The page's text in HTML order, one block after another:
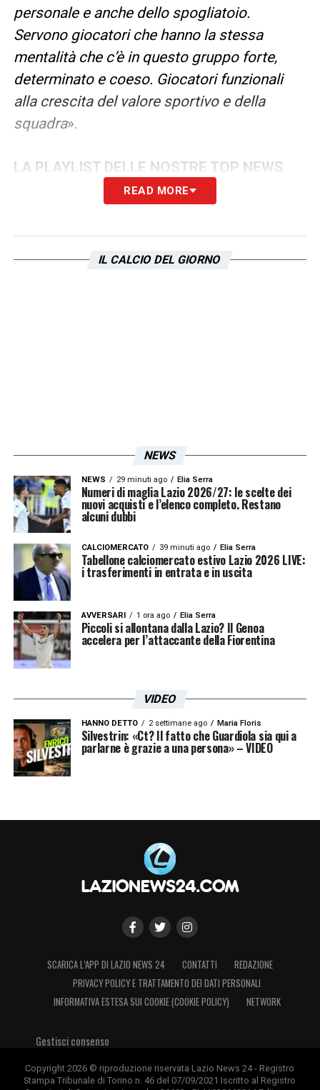
personale e anche dello spogliatoio.
Servono giocatori che hanno la stessa
mentalità che c’è in questo gruppo forte,
determinato e coeso. Giocatori funzionali
alla crescita del valore sportivo e della
squadra».
LA PLAYLIST DELLE NOSTRE TOP NEWS
READ MORE
IL CALCIO DEL GIORNO
NEWS
NEWS 29 minuti ago Elia Serra
Numeri di maglia Lazio 2026/27: le scelte dei
nuovi acquisti e l’elenco completo. Restano
alcuni dubbi
CALCIOMERCATO 39 minuti ago Elia Serra
Tabellone calciomercato estivo Lazio 2026 LIVE:
i trasferimenti in entrata e in uscita
AVVERSARI 1 ora ago Elia Serra
Piccoli si allontana dalla Lazio? Il Genoa
accelera per l’attaccante della Fiorentina
VIDEO
HANNO DETTO 2 settimane ago Maria Floris
Silvestrin: «Ct? Il fatto che Guardiola sia qui a
parlarne è grazie a una persona» – VIDEO
SCARICA L’APP DI LAZIO NEWS 24 CONTATTI
REDAZIONE
PRIVACY POLICY E TRATTAMENTO DEI DATI PERSONALI
INFORMATIVA ESTESA SUI COOKIE (COOKIE POLICY)
NETWORK
Gestisci consenso
Copyright 2026 © riproduzione riservata Lazio News 24 - Registro
Stampa Tribunale di Torino n. 46 del 07/09/2021 Iscritto al Registro